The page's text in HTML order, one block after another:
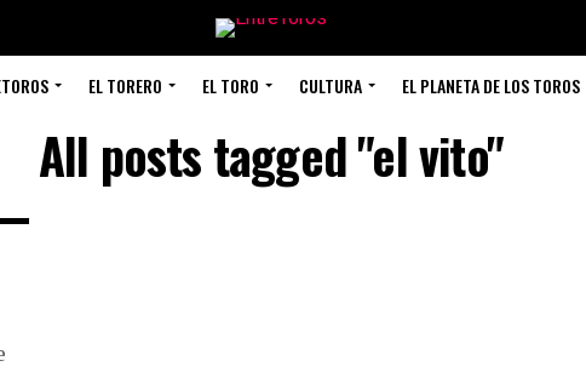
EL TORERO EL TORO CULTURA EL PLANETA DE LOS TOROS
All posts tagged "el vito"